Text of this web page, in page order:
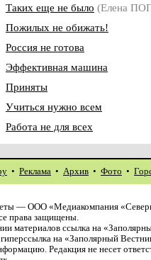
Таких еще не было (Елена
Пожилых не обижать!
Россия не готова
Эффективная машина
Приняты
Учиться нужно всем
Работа не для всех
• Реклама • Архив • Фото •
— ООО «Медиакомпания
права защищены.
материалов ссылка на
на «Заполярный
Редакция не несет